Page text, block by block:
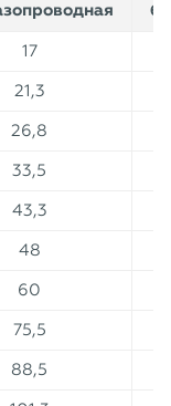
17
21,3
26,8
33,5
43,3
48
60
75,5
88,5